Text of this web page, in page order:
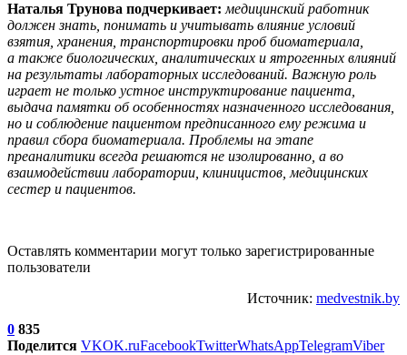
Наталья Трунова подчеркивает: медицинский работник
должен знать, понимать и учитывать влияние условий
взятия, хранения, транспортировки проб биоматериала,
а также биологических, аналитических и ятрогенных влияний
на результаты лабораторных исследований. Важную роль
играет не только устное инструктирование пациента,
выдача памятки об особенностях назначенного исследования,
но и соблюдение пациентом предписанного ему режима и
правил сбора биоматериала. Проблемы на этапе
преаналитики всегда решаются не изолированно, а во
взаимодействии лаборатории, клиницистов, медицинских
сестер и пациентов.
Оставлять комментарии могут только зарегистрированные
пользователи
Источник: medvestnik.by
0 835
Поделится VKOK.ruFacebookTwitterWhatsAppTelegramViber